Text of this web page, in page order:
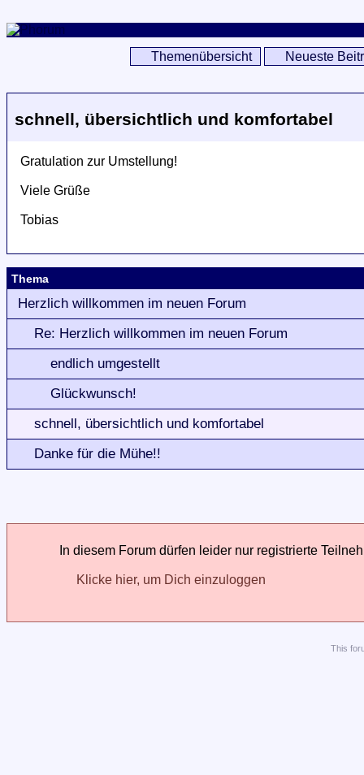
Themenübersicht Neueste
schnell, übersichtlich und komfortabel
Gratulation zur Umstellung!
Viele Grüße
Tobias
Thema
Herzlich willkommen im neuen Forum
Re: Herzlich willkommen im neuen Forum
endlich umgestellt
Glückwunsch!
schnell, übersichtlich und komfortabel
Danke für die Mühe!!
In diesem Forum dürfen leider nur registrierte
Klicke hier, um Dich einzuloggen
This